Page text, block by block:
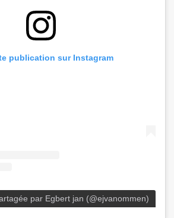
publication sur Instagram
par Egbert jan (@ejvanommen)